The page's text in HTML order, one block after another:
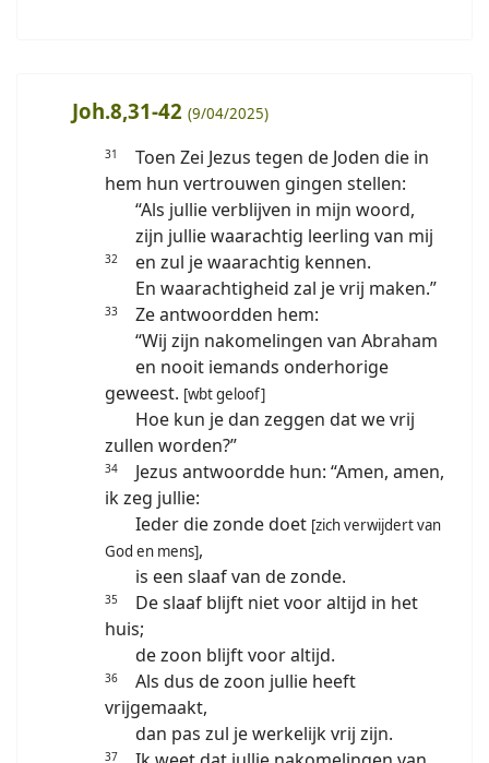
Joh.8,31-42 (9/04/2025)
31
Toen Zei Jezus tegen de Joden die in
hem hun vertrouwen gingen stellen:
“Als jullie verblijven in mijn woord,
zijn jullie waarachtig leerling van mij
32
en zul je waarachtig kennen.
En waarachtigheid zal je vrij maken.”
33
Ze antwoordden hem:
“Wij zijn nakomelingen van Abraham
en nooit iemands onderhorige
geweest. [wbt geloof]
Hoe kun je dan zeggen dat we vrij
zullen worden?”
34
Jezus antwoordde hun: “Amen, amen,
ik zeg jullie:
Ieder die zonde doet [zich verwijdert van
God en mens],
is een slaaf van de zonde.
35
De slaaf blijft niet voor altijd in het
huis;
de zoon blijft voor altijd.
36
Als dus de zoon jullie heeft
vrijgemaakt,
dan pas zul je werkelijk vrij zijn.
37